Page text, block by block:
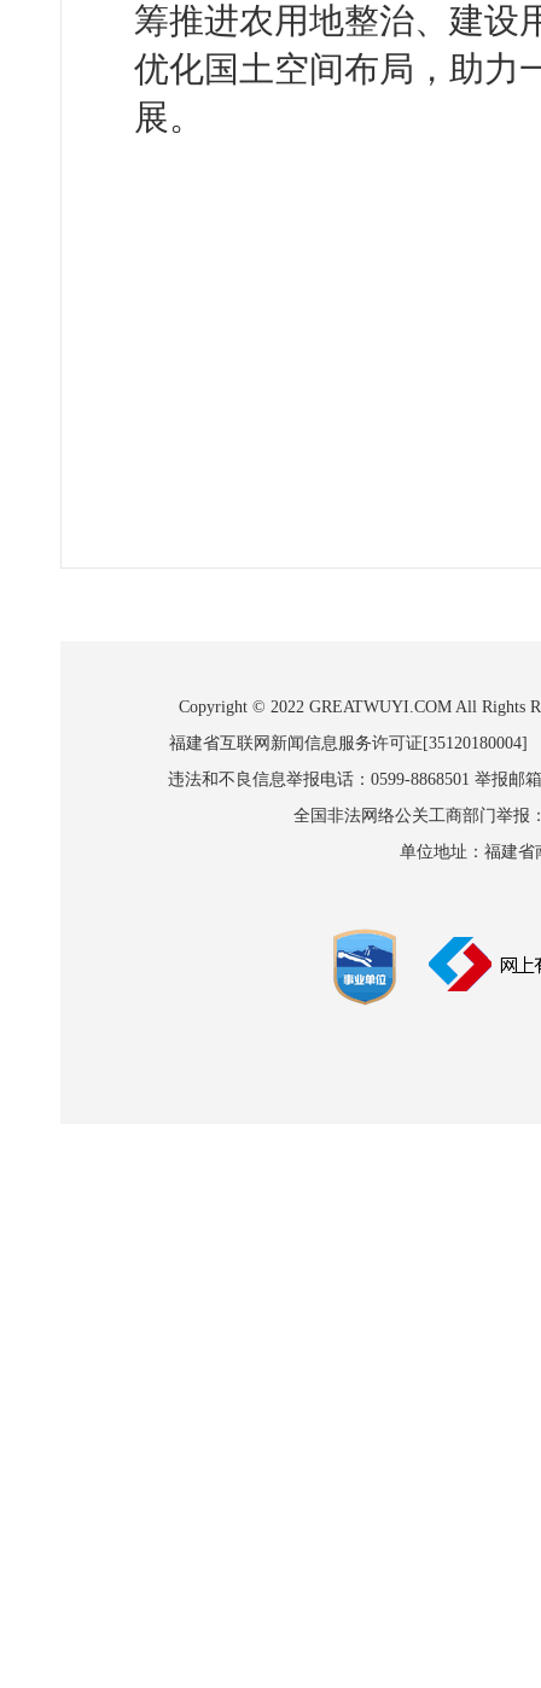
筹推进农用地整治、建设
优化国土空间布局，助力
展。
Copyright © 2022 GREATWUYI.COM All Rights
福建省互联网新闻信息服务许可证
违法和不良信息举报电话：0599-8868501 举报邮
全国非法网络公关工商部门举报
单位地址：福建省